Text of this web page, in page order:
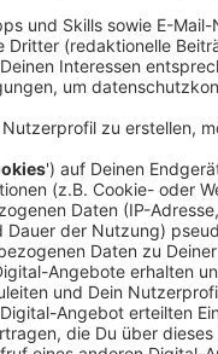
Der "Safer Internet Day"
gerufen - seit 2004 gibt
nachdenken. Klar ist
wird, wie sicher man im
Passwörter zu
sein. Aber einige Tipps,
gemeint, bringen aber
haben uns diese Mythen
Zur Info vorab: Viele